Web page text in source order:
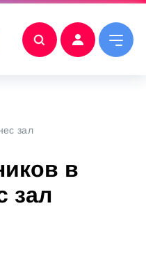
зал
в
зал